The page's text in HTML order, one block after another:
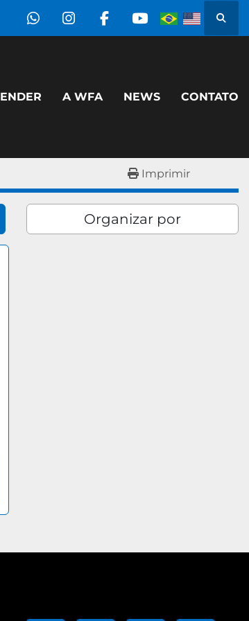
whatsappinstagram
facebook
youtube
NEWS
VENDER A WFA CONTATO
Imprimir
Organizar por